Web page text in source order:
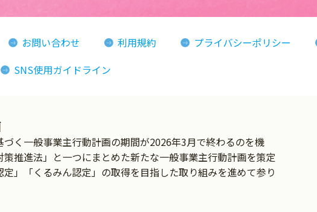
お問い合わせ 利用規約 プライバシーポリシー
SNS使用ガイドライン
づく一般事業主行動計画の期間が2026年3月で終わるのを機
推進法」と一つにまとめた新たな一般事業主行動計画を策定
定」「くるみん認定」の取得を目指した取り組みを進めて参り